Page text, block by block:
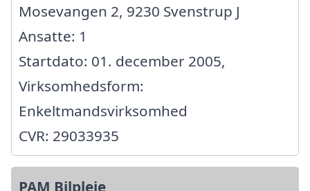
Mosevangen 2, 9230 Svenstrup J
Ansatte: 1
Startdato: 01. december 2005,
Virksomhedsform:
Enkeltmandsvirksomhed
CVR: 29033935
PAM Bilpleje